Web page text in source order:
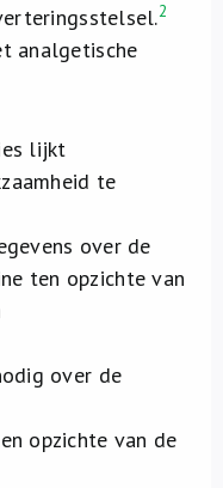
2
analgetische
lijkt
te
over de
ten opzichte van
over de
opzichte van de